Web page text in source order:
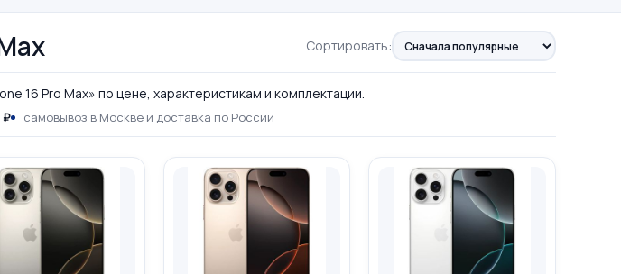
Сортировать:
16 Pro Max» по цене, характеристикам и комплектации.
₽ самовывоз в Москве и доставка по России